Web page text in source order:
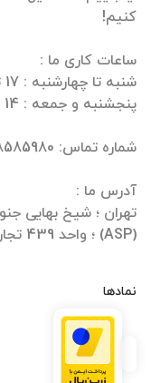
تهران ؛ شیخ بهایی
(ASP) ؛ واحد 439 تجاری
نمادها